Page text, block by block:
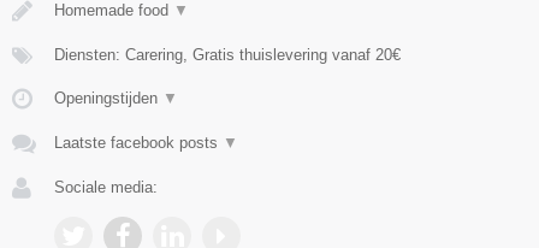
Homemade food ▼
Diensten: Carering, Gratis thuislevering vanaf 20€
Openingstijden ▼
Laatste facebook posts ▼
Sociale media: